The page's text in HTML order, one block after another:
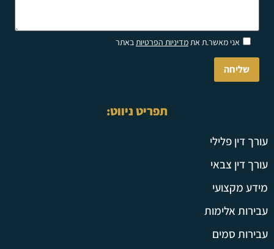
Please
leave
this
field
empty.
אני מאשר.ת אתמדיניות הפרטיותבאתר
תפריט ניווט:
עורך דין פלילי
עורך דין צבאי
מידע מקצועי
עבירות אלימות
עבירות סמים